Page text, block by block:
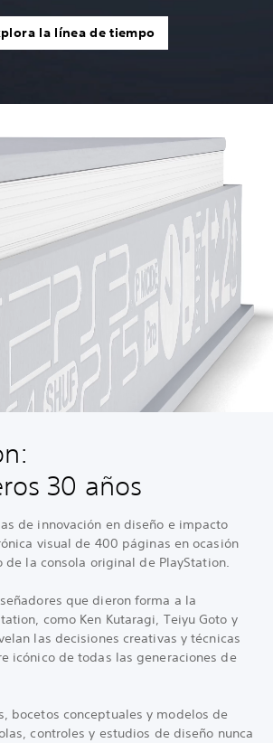
la línea de tiempo
30 años
de innovación en diseño e impacto
visual de 400 páginas en ocasión
de la consola original de PlayStation.
que dieron forma a la
como Ken Kutaragi, Teiyu Goto y
las decisiones creativas y técnicas
icónico de todas las generaciones de
bocetos conceptuales y modelos de
controles y estudios de diseño nunca